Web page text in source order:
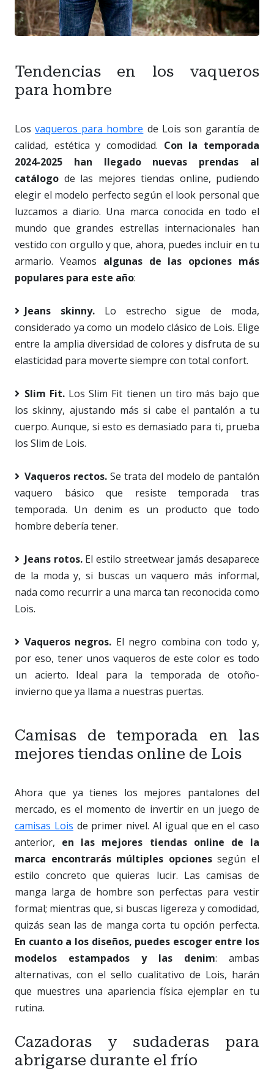
Tendencias en los vaqueros
para hombre
Losvaqueros para hombre de Lois son garantía de
calidad, estética y comodidad. Con la temporada
2024-2025 han llegado nuevas prendas al
catálogo de las mejores tiendas online, pudiendo
elegir el modelo perfecto según el look personal que
luzcamos a diario. Una marca conocida en todo el
mundo que grandes estrellas internacionales han
vestido con orgullo y que, ahora, puedes incluir en tu
armario. Veamos algunas de las opciones más
populares para este año:
Jeans skinny.Lo estrecho sigue de moda,
considerado ya como un modelo clásico de Lois. Elige
entre la amplia diversidad de colores y disfruta de su
elasticidad para moverte siempre con total confort.
Slim Fit. Los Slim Fit tienen un tiro más bajo que
los skinny, ajustando más si cabe el pantalón a tu
cuerpo. Aunque, si esto es demasiado para ti, prueba
los Slim de Lois.
Vaqueros rectos. Se trata del modelo de pantalón
vaquero básico que resiste temporada tras
temporada. Un denim es un producto que todo
hombre debería tener.
Jeans rotos.El estilo streetwear jamás desaparece
de la moda y, si buscas un vaquero más informal,
nada como recurrir a una marca tan reconocida como
Lois.
Vaqueros negros. El negro combina con todo y,
por eso, tener unos vaqueros de este color es todo
un acierto. Ideal para la temporada de otoño-
invierno que ya llama a nuestras puertas.
Camisas de temporada en las
mejores tiendas online de Lois
Ahora que ya tienes los mejores pantalones del
mercado, es el momento de invertir en un juego de
camisas Lois de primer nivel. Al igual que en el caso
anterior, en las mejores tiendas online de la
marca encontrarás múltiples opcionessegún el
estilo concreto que quieras lucir. Las camisas de
manga larga de hombre son perfectas para vestir
formal; mientras que, si buscas ligereza y comodidad,
quizás sean las de manga corta tu opción perfecta.
En cuanto a los diseños, puedes escoger entre los
modelos estampados y las denim: ambas
alternativas, con el sello cualitativo de Lois, harán
que muestres una apariencia física ejemplar en tu
rutina.
Cazadoras y sudaderas para
abrigarse durante el frío